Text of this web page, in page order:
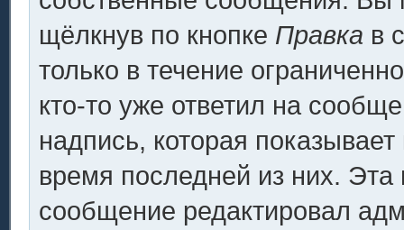
щёлкнув по кнопке Правка в
только в течение
кто-то уже ответил на
надпись, которая
время последней из них.
сообщение редактировал